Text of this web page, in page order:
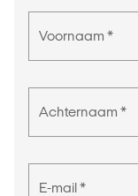
Voornaam *
Achternaam *
E-mail *